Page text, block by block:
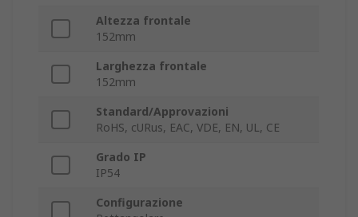
Altezza frontale
152mm
Larghezza frontale
152mm
Standard/Approvazioni
RoHS, cURus, EAC, VDE, EN, UL, CE
Grado IP
IP54
Configurazione